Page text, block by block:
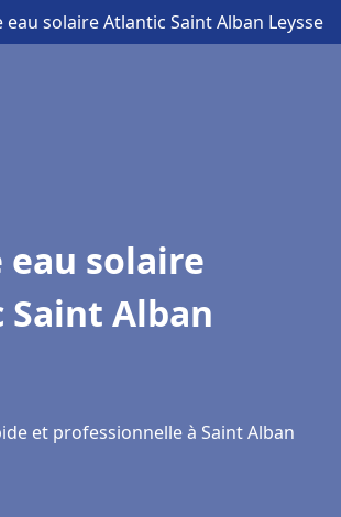
eau solaire Atlantic Saint Alban Leysse
eau solaire
Alban
et professionnelle à Saint Alban